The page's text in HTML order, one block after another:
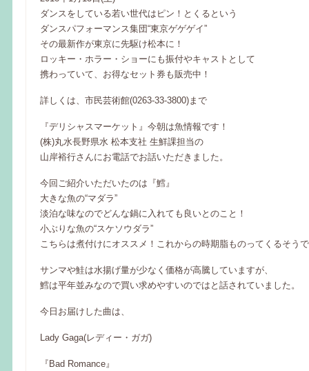
ダンスをしている若い世代はピン！とくるという
ダンスパフォーマンス集団“東京ゲゲゲイ”
その最新作が東京に先駆け松本に！
ロッキー・ホラー・ショーにも振付やキャストとして
携わっていて、お得なセット券も販売中！
詳しくは、市民芸術館(0263-33-3800)まで
『デリシャスマーケット』今朝は魚情報です！
(株)丸水長野県水 松本支社 生鮮課担当の
山岸裕行さんにお電話でお話いただきました。
今回ご紹介いただいたのは『鱈』
大きな魚の“マダラ”
淡泊な味なのでどんな鍋に入れても良いとのこと！
小ぶりな魚の“スケソウダラ”
こちらは煮付けにオススメ！これからの時期脂ものってくるそう
サンマや鮭は水揚げ量が少なく価格が高騰していますが、
鱈は平年並みなので買い求めやすいのではと話されていました。
今日お届けした曲は、
Lady Gaga(レディー・ガガ)
『Bad Romance』